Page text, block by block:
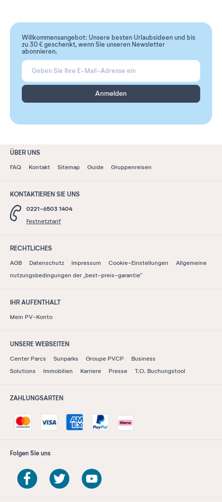
Willkommensangebot: Unsere besten Urlaubsideen und bis
zu 30 € geschenkt, wenn Sie unseren Newsletter
abonnieren.
Anmelden
ÜBER UNS
FAQ Kontakt Sitemap Guide Gruppenreisen
KONTAKTIEREN SIE UNS
0221-6503 1404
Festnetztarif
RECHTLICHES
AGB Datenschutz Impressum Cookie-Einstellungen
Allgemeine
nutzungsbedingungen der „best-preis-garantie“
IHR AUFENTHALT
Mein PV-Konto
UNSERE WEBSEITEN
Center Parcs Sunparks Groupe PVCP
Business
Solutions
Immobilien Karriere Presse T.O. Buchungstool
ZAHLUNGSARTEN
Folgen Sie uns